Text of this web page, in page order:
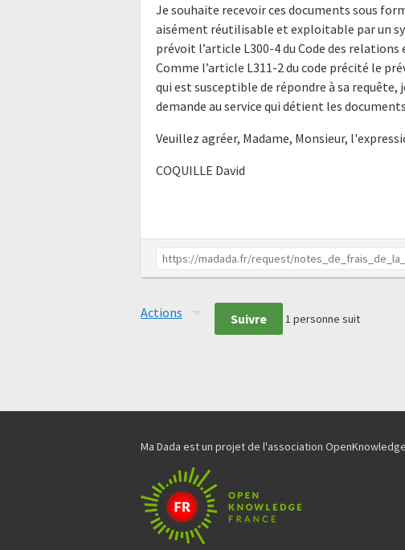
Je souhaite recevoir ces documents sous
aisément réutilisable et exploitable par un
prévoit l’article L300-4 du Code des
Comme l’article L311-2 du code précité le
qui est susceptible de répondre à sa
demande au service qui détient les
Veuillez agréer, Madame, Monsieur,
COQUILLE David
Actions Suivre 1 personne suit
Ma Dada est un projet de l'association